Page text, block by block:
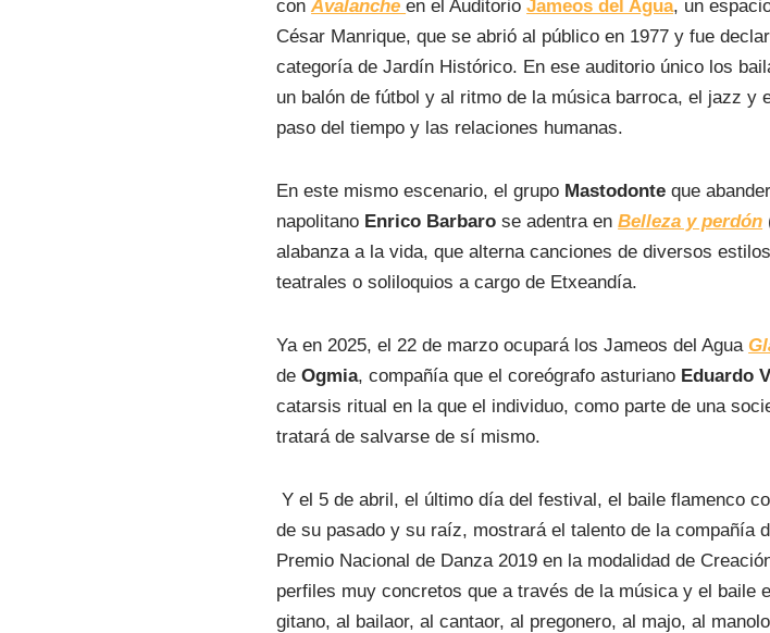
conAvalancheen el AuditorioJameos del Agua, un
César Manrique, que se abrió al público en 1977 y fue
categoría de Jardín Histórico. En ese auditorio único los
un balón de fútbol y al ritmo de la música barroca, el jazz y
paso del tiempo y las relaciones humanas.
En este mismo escenario, el grupo Mastodonteque
napolitano Enrico Barbaro se adentra enBelleza y perdón
alabanza a la vida, que alterna canciones de diversos
teatrales o soliloquios a cargo de Etxeandía.
Ya en 2025, el 22 de marzo ocupará los Jameos del Agua
deOgmia, compañía que el coreógrafo asturiano Eduardo
catarsis ritual en la que el individuo, como parte de una
tratará de salvarse de sí mismo.
Y el 5 de abril, el último día del festival, el baile flamenco
de su pasado y su raíz, mostrará el talento de la compañía
Premio Nacional de Danza 2019 en la modalidad de
perfiles muy concretos que a través de la música y el baile
gitano, al bailaor, al cantaor, al pregonero, al majo, al